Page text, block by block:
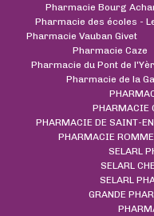
Pharmacie Bourg
Pharmacie des écoles -
Pharmacie Vauban Givet
Pharmacie Caze
Pharmacie du Pont de
Pharmacie de la
PHARMACIE
PHARMACIE DE SAINT-
PHARMACIE
SELARL
SELARL
SELARL
GRANDE